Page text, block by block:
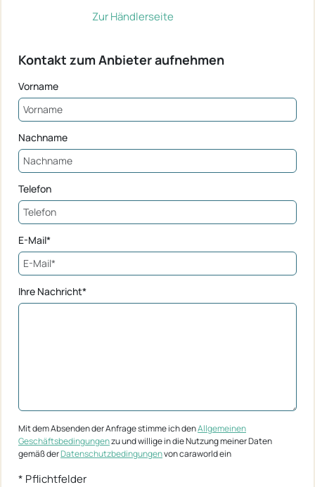
Zur Händlerseite
Kontakt zum Anbieter aufnehmen
Vorname
Nachname
Telefon
E-Mail*
Ihre Nachricht*
Mit dem Absenden der Anfrage stimme ich denAllgemeinen
Geschäftsbedingungenzu und willige in die Nutzung meiner Daten
gemäß derDatenschutzbedingungenvon caraworld ein
* Pflichtfelder